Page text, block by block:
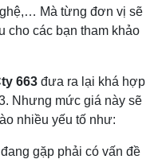
Mà từng đơn vị sẽ
cho các bạn tham khảo
663 đưa ra lại khá hợp
Nhưng mức giá này sẽ
nhiều yếu tố như:
gặp phải có vấn đề